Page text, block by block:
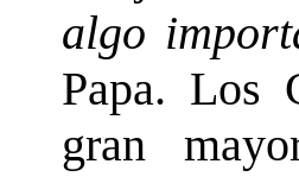
algo
Papa. Los
gran